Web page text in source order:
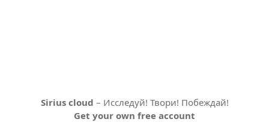
Sirius cloud – Исследуй! Твори! Побеждай!
Get your own free account